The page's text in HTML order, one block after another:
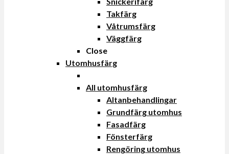
Takfärg
Våtrumsfärg
Väggfärg
Close
Utomhusfärg
All utomhusfärg
Altanbehandlingar
Grundfärg utomhus
Fasadfärg
Fönsterfärg
Rengöring utomhus